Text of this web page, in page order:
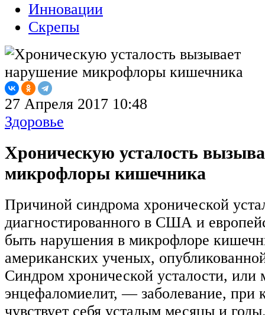
Инновации
Скрепы
27 Апреля 2017 10:48
Здоровье
Хроническую усталость
микрофлоры кишечника
Причиной синдрома хронической
диагностированного в США и
быть нарушения в микрофлоре
американских ученых,
Синдром хронической усталости, или
энцефаломиелит, — заболевание, при
чувствует себя усталым месяцы и